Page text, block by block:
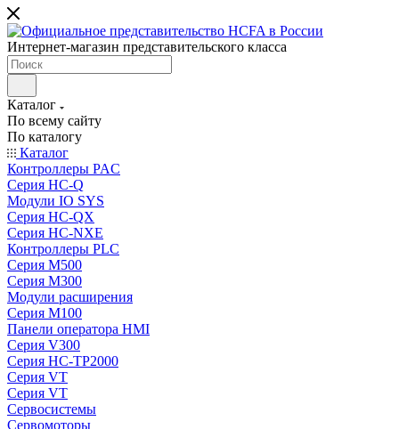
Интернет-магазин представительского класса
Каталог
По всему сайту
По каталогу
Каталог
Контроллеры PAC
Серия HC-Q
Модули IO SYS
Серия HC-QX
Серия HC-NXE
Контроллеры PLC
Серия M500
Серия M300
Модули расширения
Серия M100
Панели оператора HMI
Серия V300
Серия HC-TP2000
Серия VT
Серия VT
Сервосистемы
Сервомоторы